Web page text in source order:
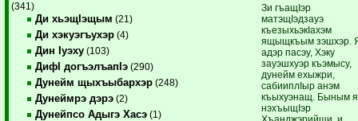
(341)
Ди хьэщIэщым (21)
Ди хэкуэгъухэр (4)
Дин Iуэху (103)
ДифI догъэлъапIэ (290)
Дунейм щыхъыбархэр (248)
Дунеймрэ дэрэ (2)
Дунейпсо Адыгэ Хасэ (1)
Зи гъащIэр
матэщIэдзауэ
къезыхьэкIахэм
ящыщкъым зэшхэр.
адэр пасэу, Хэку
зауэшхуэр къэмысу,
дунейм ехыжри,
сабииплIыр анэм
къыхуэнащ. Быным я
нэхъыщIэр